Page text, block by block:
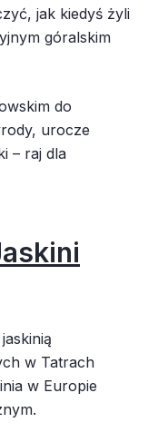
jak kiedyś żyli
góralskim
do
urocze
– raj dla
w Tatrach
w Europie